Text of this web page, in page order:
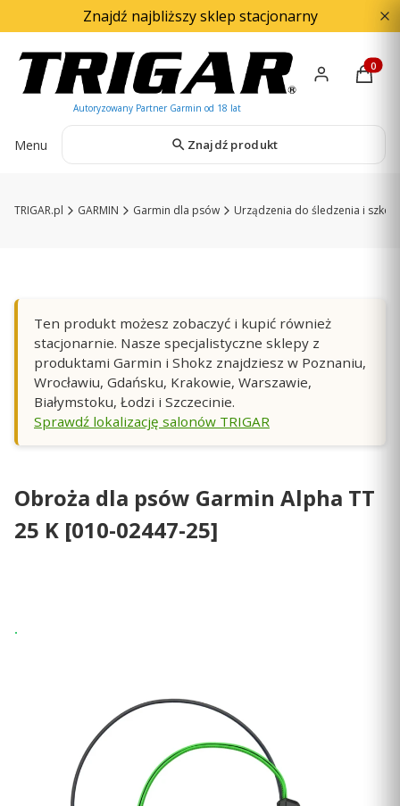
Znajdź najbliższy sklep stacjonarny
Menu Znajdź produkt
TRIGAR.pl GARMIN Garmin dla psów Urządzenia do śledzenia i
Ten produkt możesz zobaczyć i kupić również
stacjonarnie. Nasze specjalistyczne sklepy z
produktami Garmin i Shokz znajdziesz w Poznaniu,
Wrocławiu, Gdańsku, Krakowie, Warszawie,
Białymstoku, Łodzi i Szczecinie.
Sprawdź lokalizację salonów TRIGAR
Obroża dla psów Garmin Alpha TT
25 K [010-02447-25]